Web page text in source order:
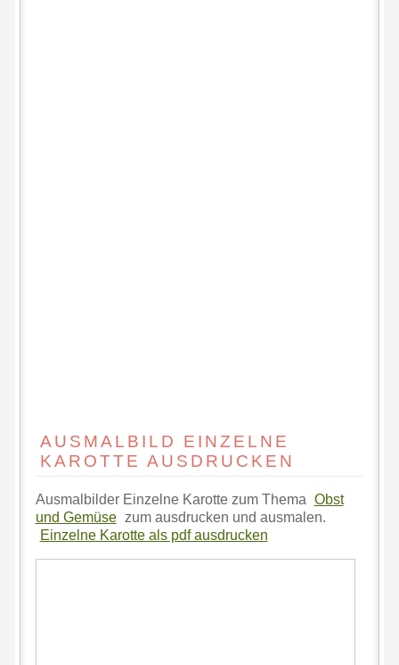
AUSMALBILD EINZELNE
KAROTTE AUSDRUCKEN
Ausmalbilder Einzelne Karotte zum Thema Obst
und Gemüse
zum ausdrucken und ausmalen.
Einzelne Karotte als pdf ausdrucken